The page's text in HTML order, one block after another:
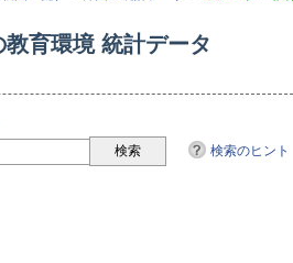
教育環境 統計データ
検索のヒント